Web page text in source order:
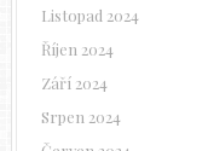
Listopad 2024
Říjen 2024
Září 2024
Srpen 2024